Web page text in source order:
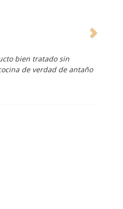
bien tratado sin
de verdad de antaño